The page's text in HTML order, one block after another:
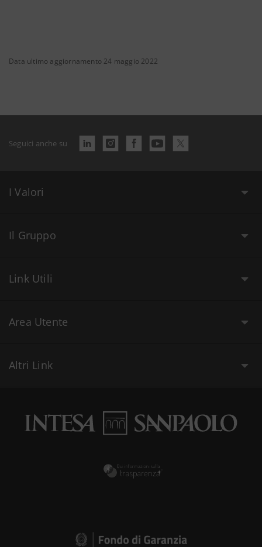
Data ultimo aggiornamento 24 maggio 2022
Seguici anche su
I Valori
Il Gruppo
Link Utili
Area Utente
Altri Link